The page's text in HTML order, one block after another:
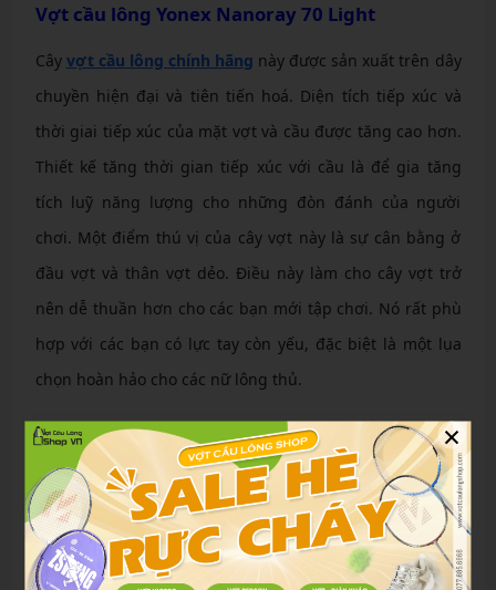
Vợt cầu lông Yonex Nanoray 70 Light
Cây vợt cầu lông chính hãng này được sản xuất trên dây
chuyền hiện đại và tiên tiến hoá. Diện tích tiếp xúc và
thời giai tiếp xúc của mặt vợt và cầu được tăng cao hơn.
Thiết kế tăng thời gian tiếp xúc với cầu là để gia tăng
tích luỹ năng lượng cho những đòn đánh của người
chơi. Một điểm thú vị của cây vợt này là sự cân bằng ở
đầu vợt và thân vợt dẻo. Điều này làm cho cây vợt trở
nên dễ thuần hơn cho các bạn mới tập chơi. Nó rất phù
hợp với các bạn có lực tay còn yếu, đặc biệt là một lụa
chọn hoàn hảo cho các nữ lông thủ.
×